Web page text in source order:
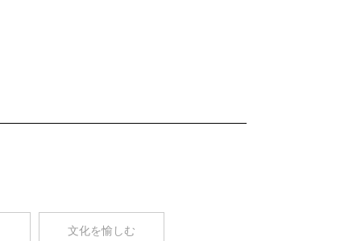
文化を愉しむ